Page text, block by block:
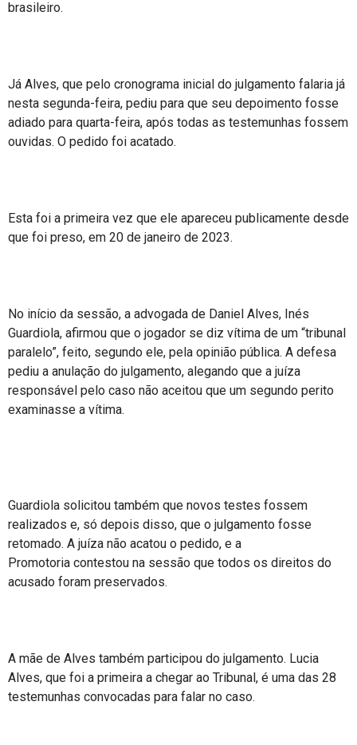
brasileiro.
Já Alves, que pelo cronograma inicial do julgamento falaria já
nesta segunda-feira, pediu para que seu depoimento fosse
adiado para quarta-feira, após todas as testemunhas fossem
ouvidas. O pedido foi acatado.
Esta foi a primeira vez que ele apareceu publicamente desde
que foi preso, em 20 de janeiro de 2023.
No início da sessão, a advogada de Daniel Alves, Inés
Guardiola, afirmou que o jogador se diz vítima de um “tribunal
paralelo”, feito, segundo ele, pela opinião pública. A defesa
pediu a anulação do julgamento, alegando que a juíza
responsável pelo caso não aceitou que um segundo perito
examinasse a vítima.
Guardiola solicitou também que novos testes fossem
realizados e, só depois disso, que o julgamento fosse
retomado. A juíza não acatou o pedido, e a
Promotoria contestou na sessão que todos os direitos do
acusado foram preservados.
A mãe de Alves também participou do julgamento. Lucia
Alves, que foi a primeira a chegar ao Tribunal, é uma das 28
testemunhas convocadas para falar no caso.